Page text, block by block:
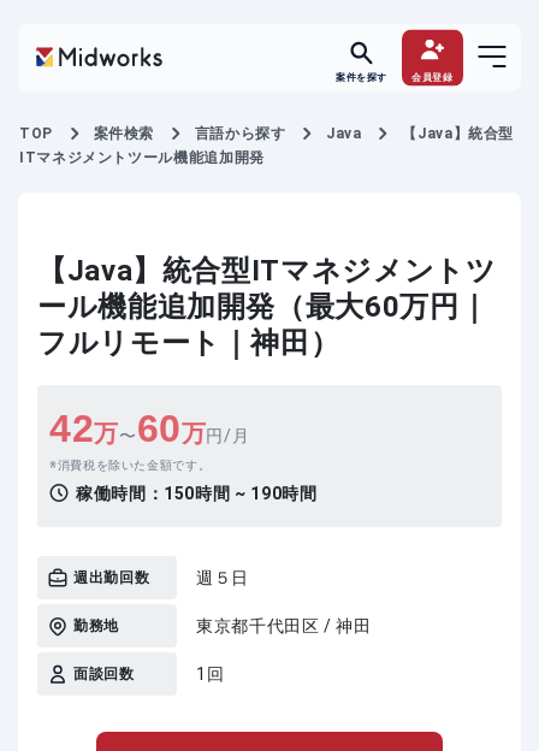
案件を探す 会員登録
TOP 案件検索 言語から探す Java
【Java】統合型
ITマネジメントツール機能追加開発
【Java】統合型ITマネジメントツ
ール機能追加開発（最大60万円｜
フルリモート｜神田）
42万〜60万円/月
消費税を除いた金額です。
稼働時間： 150時間 ~ 190時間
週出勤回数 週５日
勤務地 東京都千代田区 / 神田
面談回数 1回